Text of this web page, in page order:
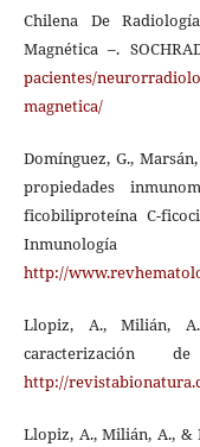
Chilena De
Magnética –.
pacientes/
magnetica/
Domínguez, G.,
propiedades
ficobiliproteína C-
http://
Llopiz, A., Milián,
caracterización
http://
Llopiz, A., Milián, A., &